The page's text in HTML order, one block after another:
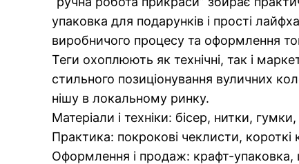
упаковка для подарунків і прості
виробничого процесу та оформлення
Теги охоплюють як технічні, так і
стильного позиціонування вуличних
нішу в локальному ринку.
Матеріали і техніки: бісер, нитки,
Практика: покрокові чеклисти,
Оформлення і продаж: крафт-упаковка,